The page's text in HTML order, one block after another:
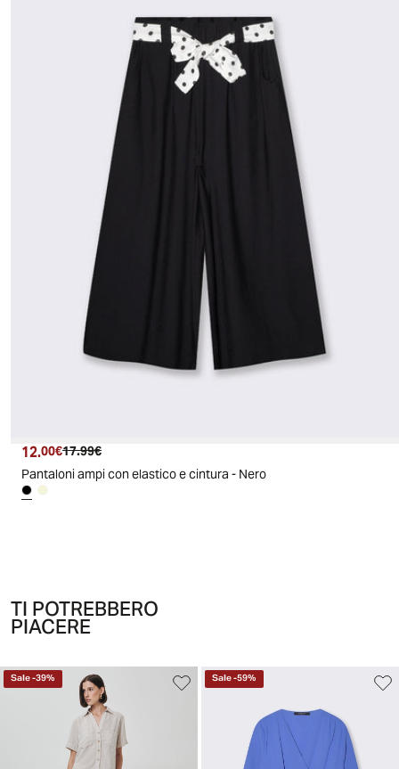
Prezzo attuale
12.00€ Prezzo originale
17.99€
Pantaloni ampi con elastico e cintura - Nero
TI POTREBBERO
PIACERE
Sale-39% Sale-59%